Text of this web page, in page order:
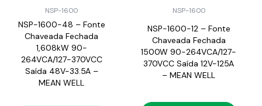
NSP-1600
NSP-1600-48 – Fonte
Chaveada Fechada
1,608kW 90-
264VCA/127-370VCC
Saída 48V-33.5A –
MEAN WELL
NSP-1600
NSP-1600-12 – Fonte
Chaveada Fechada
1500W 90-264VCA/127-
370VCC Saída 12V-125A
– MEAN WELL